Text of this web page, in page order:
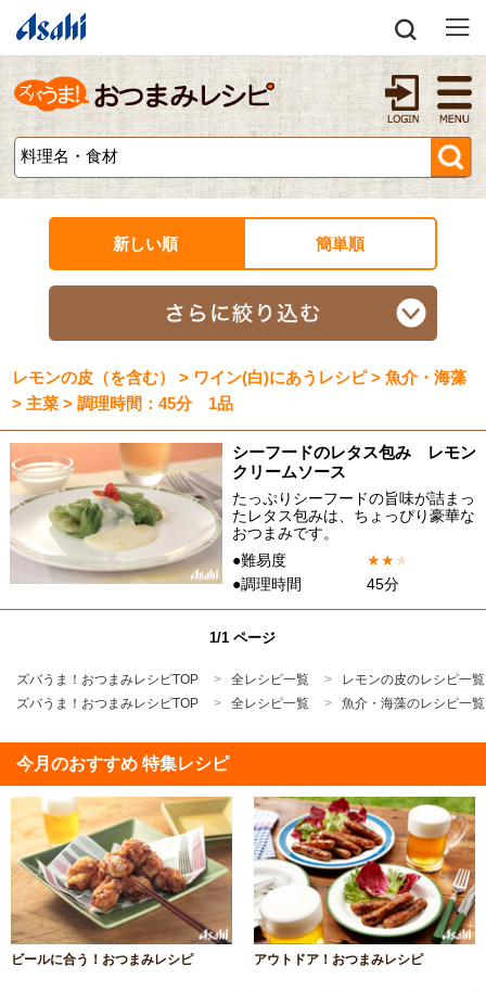
新しい順 簡単順
レモンの皮（を含む） > ワイン(白)にあうレシピ > 魚介・海藻
> 主菜 > 調理時間：45分 1品
シーフードのレタス包み レモン
クリームソース
たっぷりシーフードの旨味が詰まっ
たレタス包みは、ちょっぴり豪華な
おつまみです。
●難易度
★★★
●調理時間
45分
1/1 ページ
ズバうま！おつまみレシピTOP 全レシピ一覧
レモンの皮のレシピ一覧
ズバうま！おつまみレシピTOP
全レシピ一覧 魚介・海藻のレシピ一覧
今月のおすすめ 特集レシピ
ビールに合う！おつまみレシピ アウトドア！おつまみレシピ